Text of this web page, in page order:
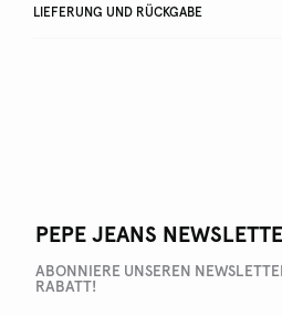
LIEFERUNG UND RÜCKGABE
PEPE JEANS
ABONNIERE UNSEREN
RABATT!